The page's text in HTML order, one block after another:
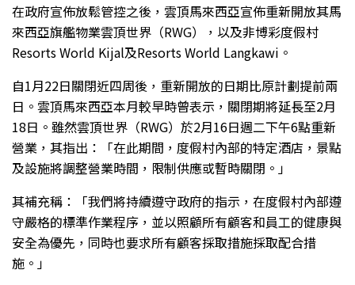
在政府宣佈放鬆管控之後，雲頂馬來西亞宣佈重新開放其馬
來西亞旗艦物業雲頂世界（RWG），以及非博彩度假村
Resorts World Kijal及Resorts World Langkawi。
自1月22日關閉近四周後，重新開放的日期比原計劃提前兩
日。雲頂馬來西亞本月較早時曾表示，關閉期將延長至2月
18日。雖然雲頂世界（RWG）於2月16日週二下午6點重新
營業，其指出：「在此期間，度假村內部的特定酒店，景點
及設施將調整營業時間，限制供應或暫時關閉。」
其補充稱：「我們將持續遵守政府的指示，在度假村內部遵
守嚴格的標準作業程序，並以照顧所有顧客和員工的健康與
安全為優先，同時也要求所有顧客採取措施採取配合措
施。」